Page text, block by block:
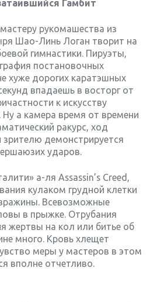
Гамбит
рукомашества из
Шао-Линь Логан творит на
гимнастики. Пируэты,
постановочных
хуже дорогих каратэшных
впадаешь в восторг от
к искусству
а камера время от времени
ракурс, ход
демонстрируется
ударов.
а-ля Assassin’s Creed,
кулаком грудной клетки
Всевозможные
в прыжке. Отрубания
жертвы на кол или битье об
много. Кровь хлещет
меры у мастеров в этом
вполне отчетливо.